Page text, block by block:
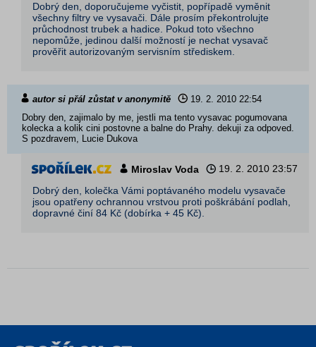
Dobrý den, doporučujeme vyčistit, popřípadě vyměnit
všechny filtry ve vysavači. Dále prosím překontrolujte
průchodnost trubek a hadice. Pokud toto všechno
nepomůže, jedinou další možností je nechat vysavač
prověřit autorizovaným servisním střediskem.
autor si přál zůstat v anonymitě 19. 2. 2010 22:54
Dobry den, zajimalo by me, jestli ma tento vysavac pogumovana
kolecka a kolik cini postovne a balne do Prahy. dekuji za odpoved.
S pozdravem, Lucie Dukova
Miroslav Voda 19. 2. 2010 23:57
Dobrý den, kolečka Vámi poptávaného modelu vysavače
jsou opatřeny ochrannou vrstvou proti poškrábání podlah,
dopravné činí 84 Kč (dobírka + 45 Kč).